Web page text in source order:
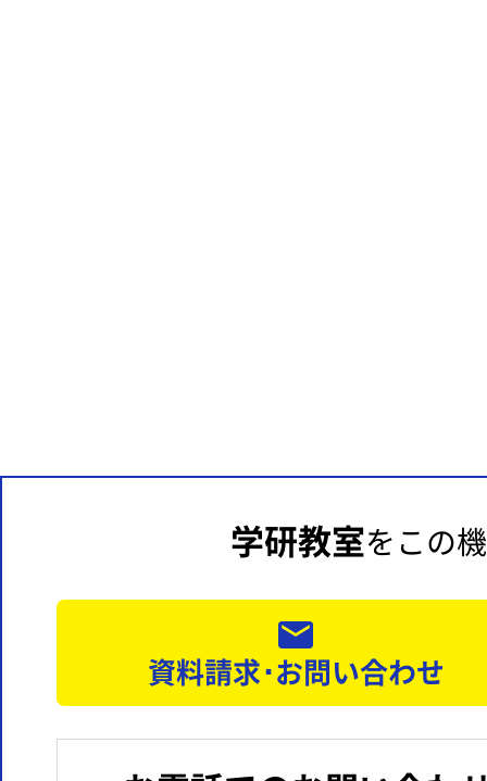
学研教室をこの
資料請求･お問い合わせ